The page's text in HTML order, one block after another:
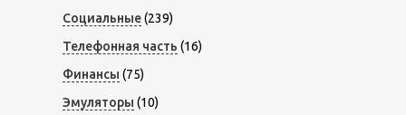
Социальные(239)
Телефонная часть (16)
Финансы (75)
Эмуляторы (10)